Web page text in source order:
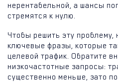
нерентабельной, а шансы
стремятся к нулю.
Чтобы решить эту проблему,
ключевые фразы, которые
целевой трафик. Обратите
низкочастотные запросы:
существенно меньше, зато